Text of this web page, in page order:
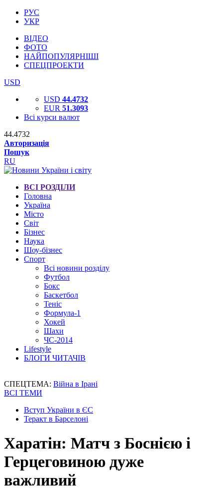
РУС
УКР
ВІДЕО
ФОТО
НАЙПОПУЛЯРНІШІ
СПЕЦПРОЕКТИ
USD
USD 44.4732
EUR 51.3093
Всі курси валют
44.4732
Авторизація
Пошук
RU
ВСІ РОЗДІЛИ
Головна
Україна
Місто
Світ
Бізнес
Наука
Шоу-бізнес
Спорт
Всі новини розділу
Футбол
Бокс
Баскетбол
Теніс
Формула-1
Хокей
Шахи
ЧС-2014
Lifestyle
БЛОГИ ЧИТАЧІВ
СПЕЦТЕМА: Війна в Ірані
ВСІ ТЕМИ
Вступ України в ЄС
Теракт в Барселоні
Харатін: Матч з Боснією і
Герцеговиною дуже
важливий